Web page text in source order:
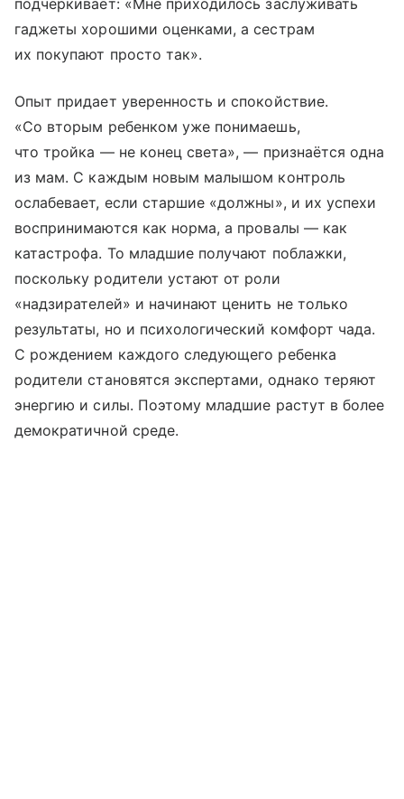
гаджеты хорошими оценками, а сестрам
их покупают просто так».
Опыт придает уверенность и спокойствие.
«Со вторым ребенком уже понимаешь,
что тройка — не конец света», — признаётся одна
из мам. С каждым новым малышом контроль
ослабевает, если старшие «должны», и их успехи
воспринимаются как норма, а провалы — как
катастрофа. То младшие получают поблажки,
поскольку родители устают от роли
«надзирателей» и начинают ценить не только
результаты, но и психологический комфорт чада.
С рождением каждого следующего ребенка
родители становятся экспертами, однако теряют
энергию и силы. Поэтому младшие растут в более
демократичной среде.